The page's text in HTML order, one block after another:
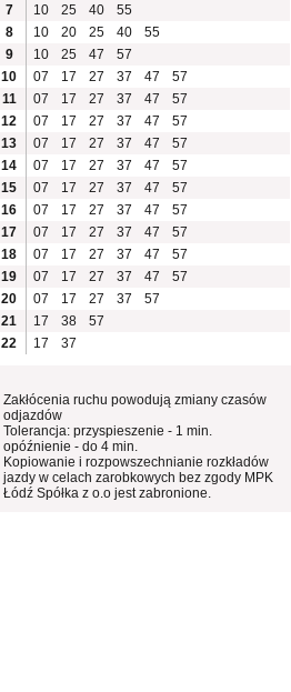
7
10 25 40
55
8
10 20 25 40
55
9
10 25 47
57
10
07 17 27 37 47
57
11
07 17 27 37 47
57
12
07 17 27 37 47
57
13
07 17 27 37 47
57
14
07 17 27 37 47
57
15
07 17 27 37 47
57
16
07 17 27 37 47
57
17
07 17 27 37 47
57
18
07 17 27 37 47
57
19
07 17 27 37 47
57
20
07 17 27 37
57
21
17 38
57
22
17 37
Zakłócenia ruchu powodują zmiany czasów
odjazdów
Tolerancja: przyspieszenie - 1 min.
opóźnienie - do 4 min.
Kopiowanie i rozpowszechnianie rozkładów
jazdy w celach zarobkowych bez zgody MPK
Łódź Spółka z o.o jest zabronione.